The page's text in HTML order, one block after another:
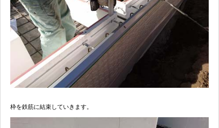
枠を鉄筋に結束していきます。